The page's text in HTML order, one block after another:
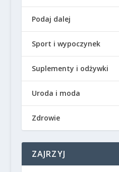
Podaj dalej
Sport i wypoczynek
Suplementy i odżywki
Uroda i moda
Zdrowie
ZAJRZYJ